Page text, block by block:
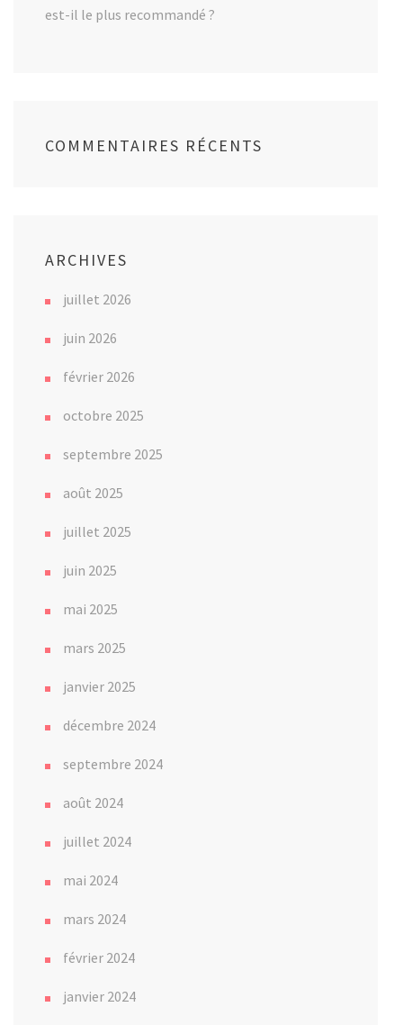
est-il le plus recommandé ?
COMMENTAIRES RÉCENTS
ARCHIVES
juillet 2026
juin 2026
février 2026
octobre 2025
septembre 2025
août 2025
juillet 2025
juin 2025
mai 2025
mars 2025
janvier 2025
décembre 2024
septembre 2024
août 2024
juillet 2024
mai 2024
mars 2024
février 2024
janvier 2024